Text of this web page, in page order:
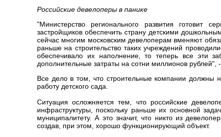
Российские девелоперы в панике
"Министерство регионального развития готовит
застройщиков обеспечить страну детскими
сейчас многим московским девелоперам вменяют
раньше на строительство таких учреждений
обеспечивало их наполнение, то теперь все эти
дополнительные затраты на сотни миллионов
Все дело в том, что строительные компании должны
работу детского сада.
Ситуация осложняется тем, что российские
инфраструктуры, поскольку раньше их основной
муниципалитету. А это значит, что никто из
создав, при этом, хорошо функционирующий объект.